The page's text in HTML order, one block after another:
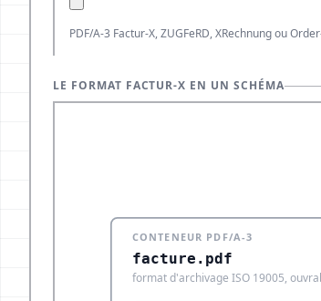
PDF/A-3 Factur-X, ZUGFeRD, XRechnung ou
LE FORMAT FACTUR-X EN UN SCHÉMA